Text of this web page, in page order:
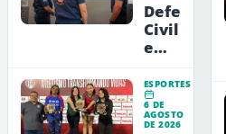
Defesa
Civil
emite
vermelho
para
a
ESPORTES
6 DE
AGOSTO
DE 2026